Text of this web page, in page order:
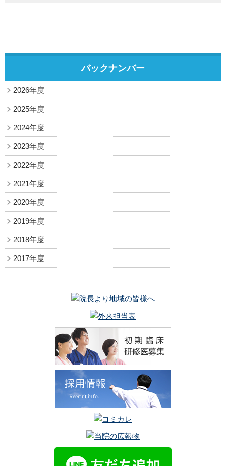
バックナンバー
2026年度
2025年度
2024年度
2023年度
2022年度
2021年度
2020年度
2019年度
2018年度
2017年度